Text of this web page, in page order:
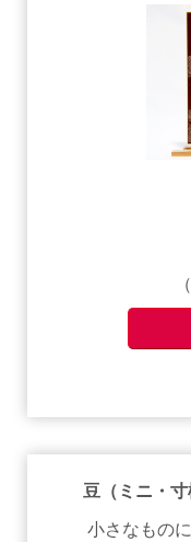
豆（ミニ・
小さなものに